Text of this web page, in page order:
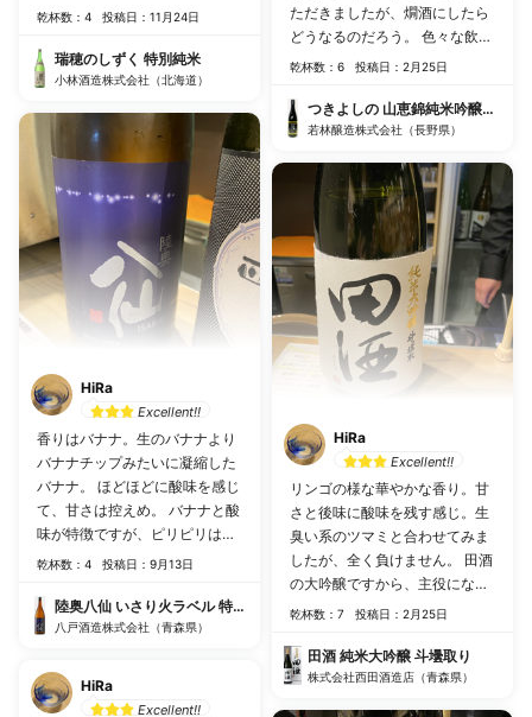
して、鬼カサゴの鰭酒にしてみ
い流す酸味。このお酒の飲み方
は、熱燗が正解だ。
乾杯数：4 投稿日：11月24日
瑞穂のしずく 特別純米
小林酒造株式会社（北海道）
HiRa
Excellent!!
香りはバナナ。生のバナナより
バナナチップみたいに凝縮した
バナナ。 ほどほどに酸味を感じ
て、甘さは控えめ。 バナナと酸
味が特徴ですが、ピリピリは無
し。スッキリした飲み口なの
良さそうです。 シメのそうめん
なんかと一緒にいただくと良い
乾杯数：4 投稿日：9月13日
陸奥八仙 いさり火ラベル 特別純米 火入
八戸酒造株式会社（青森県）
HiRa
Excellent!!
ただきましたが、燗酒にしたら
どうなるのだろう。 色々な飲み
方を試してみたくなるお酒で
乾杯数：6 投稿日：2月25日
つきよしの 山恵錦純米吟醸生原酒
若林醸造株式会社（長野県）
HiRa
Excellent!!
リンゴの様な華やかな香り。甘
さと後味に酸味を残す感じ。生
臭い系のツマミと合わせてみま
したが、全く負けません。 田酒
の大吟醸ですから、主役になれ
るお酒。下手にツマミなどなく
乾杯数：7 投稿日：2月25日
田酒 純米大吟醸 斗壜取り
株式会社西田酒造店（青森県）